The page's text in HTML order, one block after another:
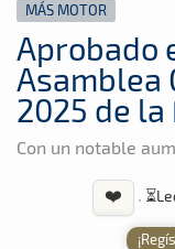
MÁS MOTOR
Aprobado
Asamblea
2025 de la
Con un notable
❤️ · ⏳